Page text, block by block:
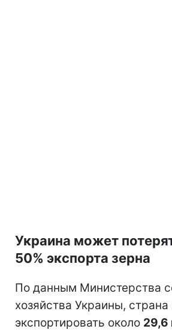
Украина может
50% экспорта зерна
По данным Министерства
хозяйства Украины,
экспортировать около 29,6